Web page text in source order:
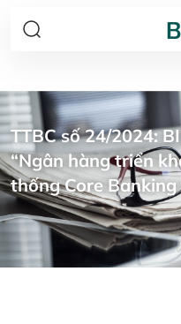
TTBC số 24/2024:
“Ngân hàng triển
thống Core